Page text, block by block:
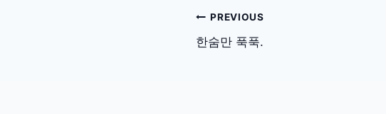
글
탐
PREVIOUS
한숨만 푹푹.